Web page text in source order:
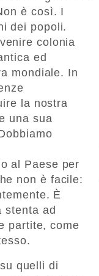
è così. I
dei popoli.
colonia
ed
mondiale. In
la nostra
una sua
al Paese per
non è facile:
È
stenta ad
partite, come
quelli di